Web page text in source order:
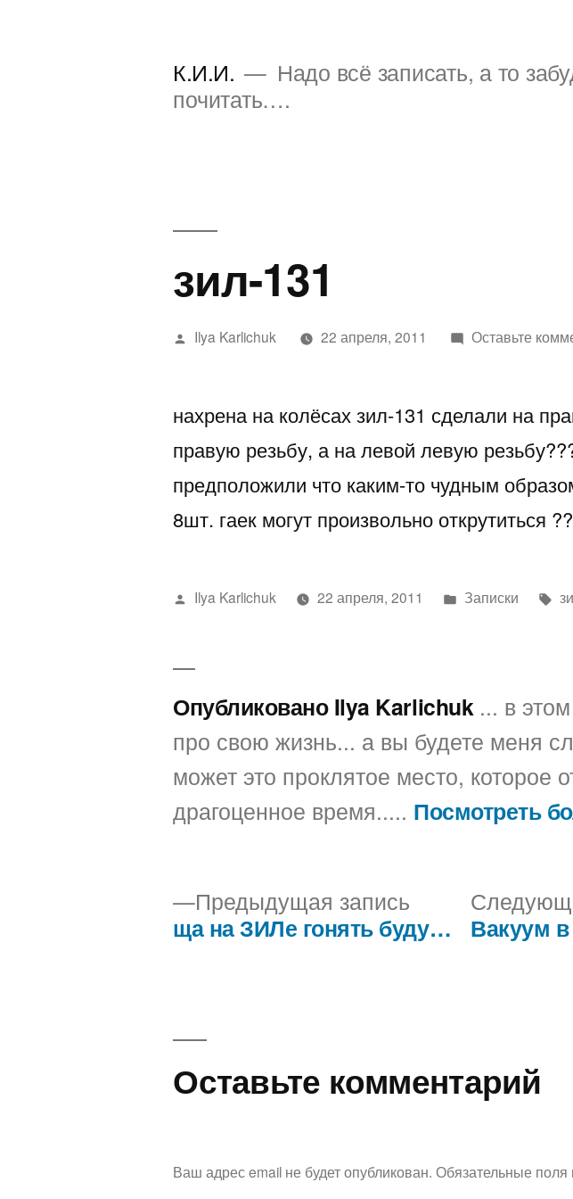
К.И.И.
Надо всё записать, а то
почитать….
зил-131
Написано
Ilya Karlichuk 22 апреля, 2011 Оставьте
нахрена на колёсах зил-131 сделали на
правую резьбу, а на левой левую
предположили что каким-то чудным
8шт. гаек могут произвольно открутиться
Написано
Ilya Karlichuk 22 апреля, 2011
Написано
Записки
Опубликовано Ilya Karlichuk ... в
про свою жизнь... а вы будете меня
может это проклятое место, которое
драгоценное время..... Посмотреть
Навигация
записям
Предыдущая запись Предыдущая
запись:
ща на ЗИЛе гонять буду… Вакуум
Оставьте комментарий
Ваш адрес email не будет опубликован. Обязательные